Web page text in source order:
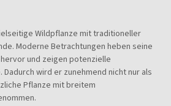
Wildpflanze mit traditioneller
Moderne Betrachtungen heben seine
und zeigen potenzielle
wird er zunehmend nicht nur als
Pflanze mit breitem